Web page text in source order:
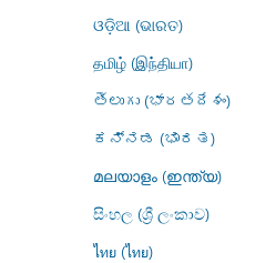
ଓଡ଼ିଆ (ଭାରତ)
தமிழ் (இந்தியா)
తెలుగు (భారతదేశం)
ಕನ್ನಡ (ಭಾರತ)
മലയാളം (ഇന്ത്യ)
සිංහල (ශ්‍රී ලංකාව)
ไทย (ไทย)